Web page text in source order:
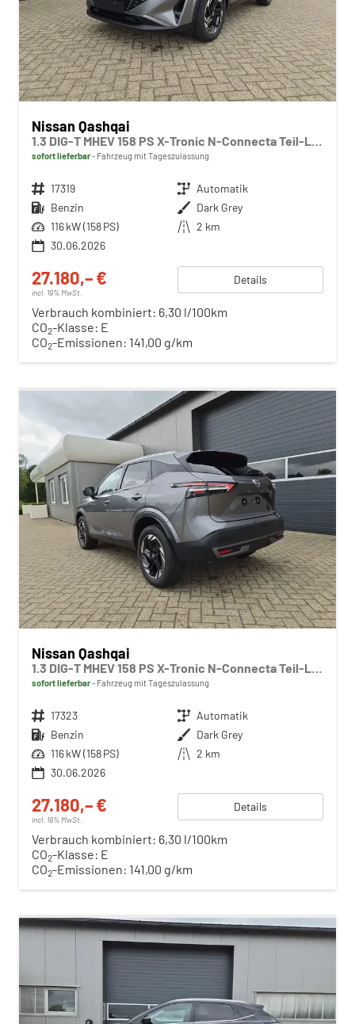
Nissan Qashqai
1.3 DIG-T MHEV 158 PS X-Tronic N-Connecta Teil-Leder PanoGlasdach Klimaautomatik Sitzheizung Lenkradheizung Navi ACC PDC v+h 360°Kamera DAB Bluetooth Touchscreen Apple CarPlay Android Auto 18"LM
sofort lieferbar Fahrzeug mit Tageszulassung
Fahrzeugnr. 17319 Getriebe Automatik
Kraftstoff Benzin Außenfarbe Dark Grey
Leistung 116 kW (158 PS) Kilometerstand 2 km
30.06.2026
27.180,– €
incl. 19% MwSt.
Details
Verbrauch kombiniert: 6,30 l/100km
CO2-Klasse: E
CO2-Emissionen: 141,00 g/km
Nissan Qashqai
1.3 DIG-T MHEV 158 PS X-Tronic N-Connecta Teil-Leder PanoGlasdach Klimaautomatik Sitzheizung Lenkradheizung Navi ACC PDC v+h 360°Kamera DAB Bluetooth Touchscreen Apple CarPlay Android Auto 18"LM
sofort lieferbar Fahrzeug mit Tageszulassung
Fahrzeugnr. 17323 Getriebe Automatik
Kraftstoff Benzin Außenfarbe Dark Grey
Leistung 116 kW (158 PS) Kilometerstand 2 km
30.06.2026
27.180,– €
incl. 19% MwSt.
Details
Verbrauch kombiniert: 6,30 l/100km
CO2-Klasse: E
CO2-Emissionen: 141,00 g/km